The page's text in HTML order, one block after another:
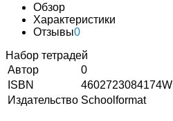
Обзор
Характеристики
Отзывы0
Набор тетрадей
Автор
0
ISBN
4602723084174W
Издательство Schoolformat